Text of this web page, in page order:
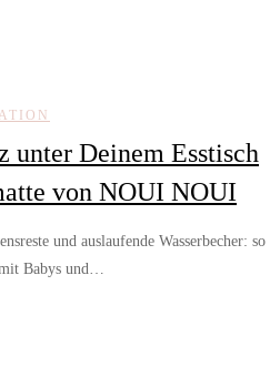
unter Deinem Esstisch
von NOUI NOUI
und auslaufende Wasserbecher: so
Babys und…